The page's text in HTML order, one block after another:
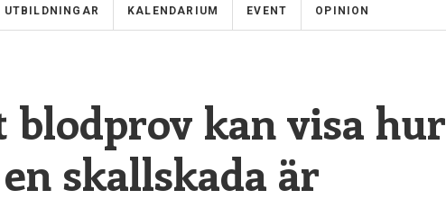
UTBILDNINGAR KALENDARIUM EVENT OPINION
blodprov kan visa hur
skallskada är